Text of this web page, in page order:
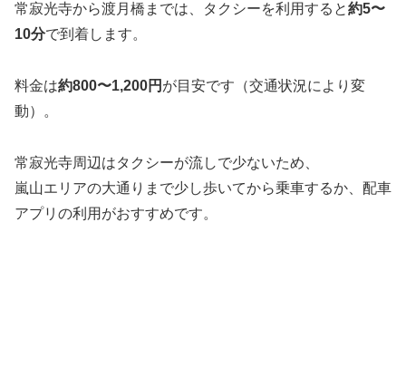
常寂光寺から渡月橋までは、タクシーを利用すると約5〜
10分で到着します。
料金は約800〜1,200円 が目安です（交通状況により変
動）。
常寂光寺周辺はタクシーが流しで少ないため、
嵐山エリアの大通りまで少し歩いてから乗車するか、配車
アプリの利用がおすすめです。